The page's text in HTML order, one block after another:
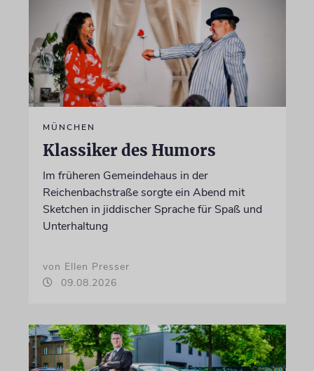
MÜNCHEN
Klassiker des Humors
Im früheren Gemeindehaus in der
Reichenbachstraße sorgte ein Abend mit
Sketchen in jiddischer Sprache für Spaß und
Unterhaltung
von Ellen Presser
09.08.2026